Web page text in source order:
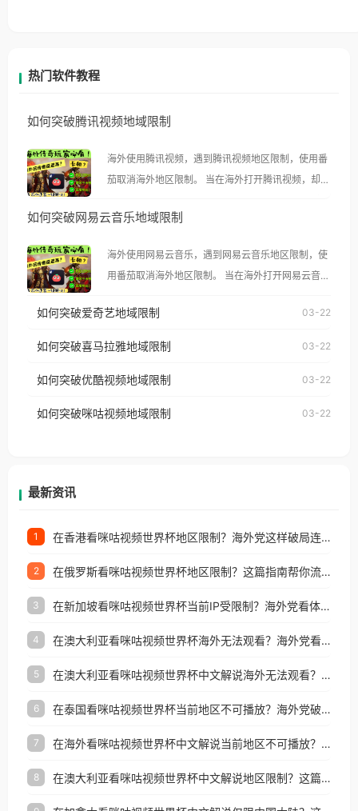
热门软件教程
如何突破腾讯视频地域限制
海外使用腾讯视频，遇到腾讯视频地区限制，使用番
茄取消海外地区限制。 当在海外打开腾讯视频，却突
示语。 海外用户如香港、澳门、台湾、美国、加拿
像其他音乐平台一样，出现地区及版权限制问题，且
仅能在中国大陆地区播放。 遇到这个问题的朋友们，
使用番茄回国加速器，即可解决「海外用户收听腾讯
台湾、美国、加拿大、澳大利亚、欧洲等国家和地区
权限制所困扰。
如何突破网易云音乐地域限制
海外使用网易云音乐，遇到网易云音乐地区限制，使
用番茄取消海外地区限制。 当在海外打开网易云音
播放”的提示语。 海外用户如香港、澳门、台湾、美
国、加拿大、澳大利亚、欧洲等国家和地区时，网易
制问题，且仅能在中国大陆地区播放。 遇到这个问题
户收听网易云音乐地区版权限制」的问题，无论人在
如何突破爱奇艺地域限制 03-22
如何突破喜马拉雅地域限制 03-22
如何突破优酷视频地域限制 03-22
如何突破咪咕视频地域限制 03-22
最新资讯
1 在香港看咪咕视频世界杯地区限制？海外党这样破局连看7天不卡顿！
2 在俄罗斯看咪咕视频世界杯地区限制？这篇指南帮你流畅看中文解说赛事
3 在新加坡看咪咕视频世界杯当前IP受限制？海外党看体育赛事的终极破局指南
4 在澳大利亚看咪咕视频世界杯海外无法观看？海外党看国内体育直播的终极解法
5 在澳大利亚看咪咕视频世界杯中文解说海外无法观看？这篇指南帮你搞定所有体育直播难题
6 在泰国看咪咕视频世界杯当前地区不可播放？海外党破局看中文解说赛事指南
7 在海外看咪咕视频世界杯中文解说当前地区不可播放？这篇指南帮你搞定所有体育赛事直播难题
8 在澳大利亚看咪咕视频世界杯中文解说地区限制？这篇指南帮你搞定海外观赛难题